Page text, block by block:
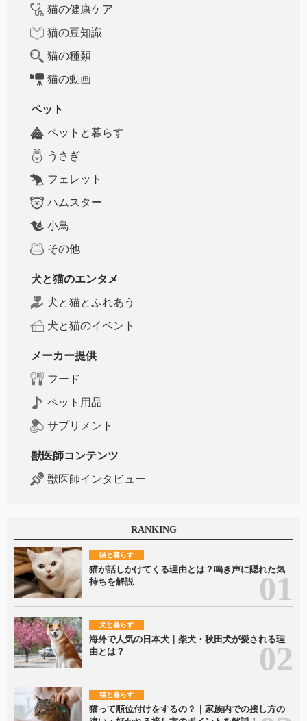
猫の健康ケア
猫の豆知識
猫の種類
猫の動画
ペット
ペットと暮らす
うさぎ
フェレット
ハムスター
小鳥
その他
犬と猫のエンタメ
犬と猫とふれあう
犬と猫のイベント
メーカー提供
フード
ペット用品
サプリメント
獣医師コンテンツ
獣医師インタビュー
RANKING
猫と暮らす
猫が話しかけてくる理由とは？鳴き声に隠れた気
持ちを解説
犬と暮らす
海外で人気の日本犬｜柴犬・秋田犬が愛される理
由とは？
猫と暮らす
猫って順位付けをするの？｜家族内での接し方の